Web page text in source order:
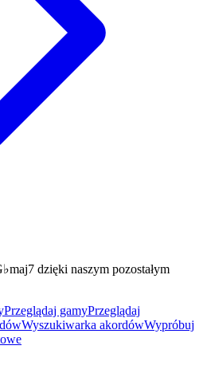
dzięki naszym pozostałym
Przeglądaj gamyPrzeglądaj
Wyszukiwarka akordówWypróbuj